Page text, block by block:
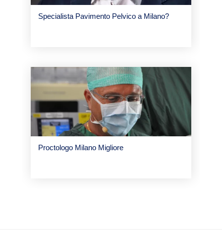
Specialista Pavimento Pelvico a Milano?
Proctologo Milano Migliore